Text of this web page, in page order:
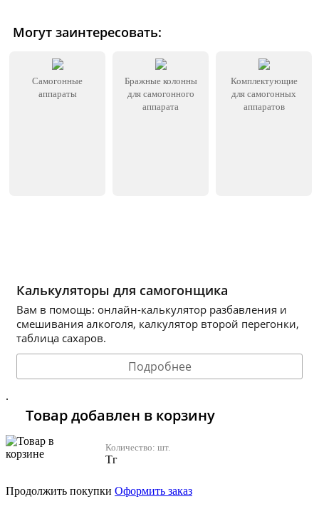
Могут заинтересовать:
Самогонные
аппараты
Бражные колонны
для самогонного
аппарата
Комплектующие
для самогонных
аппаратов
Калькуляторы для самогонщика
Вам в помощь: онлайн-калькулятор разбавления и
смешивания алкоголя, калкулятор второй перегонки,
таблица сахаров.
Подробнее
.
Товар добавлен в корзину
Количество: шт.
Тг
Продолжить покупки Оформить заказ